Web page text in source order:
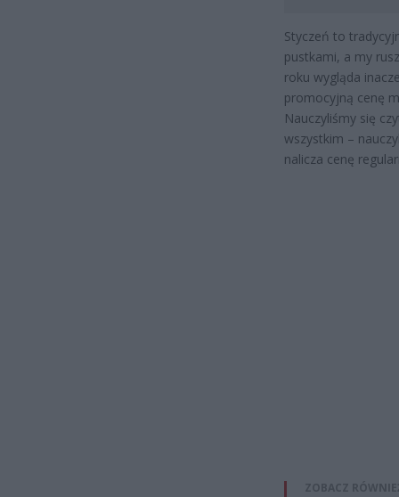
Styczeń to
pustkami, a my
roku wygląda
promocyjną cenę
Nauczyliśmy się
wszystkim –
nalicza cenę
ZOBACZ